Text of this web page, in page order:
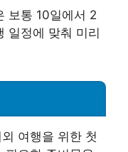
보통 10일에서 2
일정에 맞춰 미리
여행을 위한 첫